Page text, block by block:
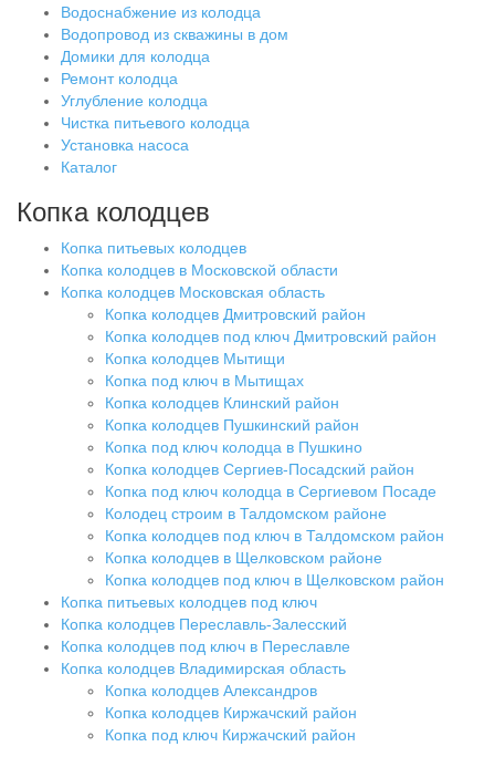
Водоснабжение из колодца
Водопровод из скважины в дом
Домики для колодца
Ремонт колодца
Углубление колодца
Чистка питьевого колодца
Установка насоса
Каталог
Копка колодцев
Копка питьевых колодцев
Копка колодцев в Московской области
Копка колодцев Московская область
Копка колодцев Дмитровский район
Копка колодцев под ключ Дмитровский район
Копка колодцев Мытищи
Копка под ключ в Мытищах
Копка колодцев Клинский район
Копка колодцев Пушкинский район
Копка под ключ колодца в Пушкино
Копка колодцев Сергиев-Посадский район
Копка под ключ колодца в Сергиевом Посаде
Колодец строим в Талдомском районе
Копка колодцев под ключ в Талдомском район
Копка колодцев в Щелковском районе
Копка колодцев под ключ в Щелковском район
Копка питьевых колодцев под ключ
Копка колодцев Переславль-Залесский
Копка колодцев под ключ в Переславле
Копка колодцев Владимирская область
Копка колодцев Александров
Копка колодцев Киржачский район
Копка под ключ Киржачский район